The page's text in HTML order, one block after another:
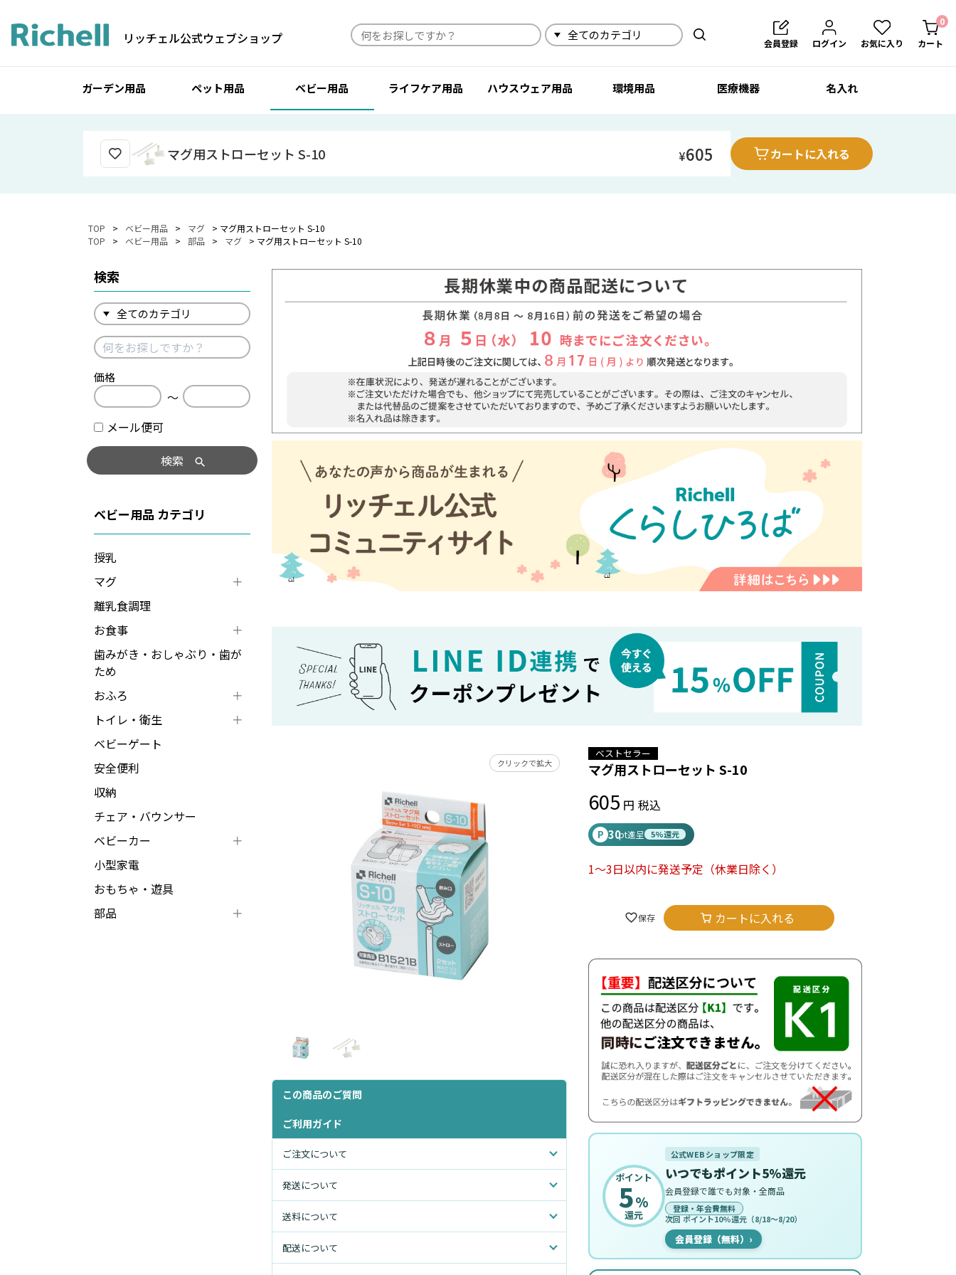
リッチェル公式ウェブショップ 検索 会員登録 ログイン お気に入り カート
0
ガーデン用品 ペット用品 ベビー用品 ライフケア用品 ハウスウェア用品 環境用品 医療機器 名入れ
マグ用ストローセット S-10 ¥605 カートに入れる
TOP ベビー用品 マグ
マグ用ストローセット S-10
TOP
ベビー用品 部品 マグ マグ用ストローセット S-10
検索
価格
〜
メール便可
検索
ベビー用品
授乳
マグ
離乳食調理
お食事
歯みがき・おしゃぶり・歯が
ため
おふろ
トイレ・衛生
ベビーゲート
安全便利
収納
チェア・バウンサー
ベビーカー
小型家電
おもちゃ・遊具
部品
クリックで拡大
この商品のご質問
ご利用ガイド
ご注文について
発送について
送料について
配送について
ベストセラー
マグ用ストローセット S-10
605 税込
P 30pt進呈 5%還元
1～3日以内に発送予定 （休業日除く）
カートに入れる
ポイント
5%
還元
公式WEBショップ限定
いつでもポイント5%還元
会員登録で誰でも対象・全商品
登録・年会費無料
次回 ポイント10%還元（8/18〜8/20）
会員登録（無料） ›